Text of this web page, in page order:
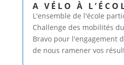
A VÉLO À
L'ensemble de l'école
Challenge des mobilités
Bravo pour l'engagement
de nous ramener vos